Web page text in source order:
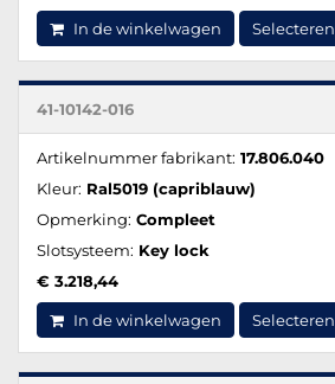
In de winkelwagen Selecteren
41-10142-016
Artikelnummer fabrikant: 17.806.040
Kleur: Ral5019 (capriblauw)
Opmerking: Compleet
Slotsysteem: Key lock
€ 3.218,44
In de winkelwagen Selecteren